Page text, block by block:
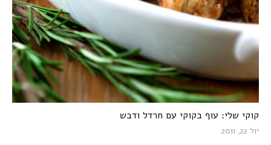
קוקי שלי: עוף בקוקי עם חרדל ודבש
יול 22, 2011